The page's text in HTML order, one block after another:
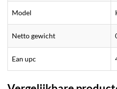
Model
Netto gewicht
Ean upc